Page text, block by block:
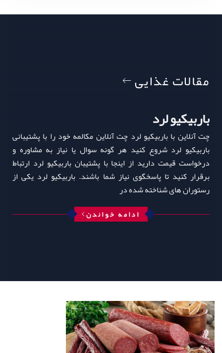
مقالات غذایی
باربیکیو لرد
چت آنلاین با باربیکیو لرد چت آنلاین مکالمه خود را با پشتیبانی
باربیکیو لرد شروع کنید هر گونه سوال یا نیاز به مشاوره و
درخواست قیمت دارید از اینجا با پشتیبان باربیکیو لرد ارتباط
برقرار کنید تا پاسخگوی نیاز شما باشند. باربیکیو لرد یکی از
رستوران‌ های شناخته‌ شده در
ادامه خواندن